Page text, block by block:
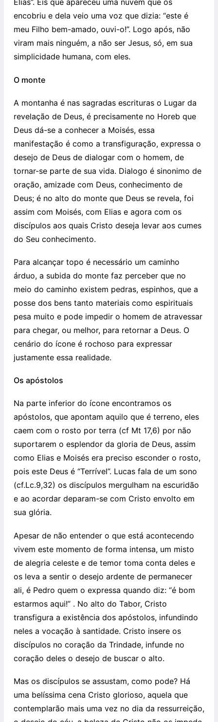
Elias”. Eis que apareceu uma nuvem que os
encobriu e dela veio uma voz que dizia: “este é
meu Filho bem-amado, ouvi-o!”. Logo após, não
viram mais ninguém, a não ser Jesus, só, em sua
simplicidade humana, com eles.
O monte
A montanha é nas sagradas escrituras o Lugar da
revelação de Deus, é precisamente no Horeb que
Deus dá-se a conhecer a Moisés, essa
manifestação é como a transfiguração, expressa o
desejo de Deus de dialogar com o homem, de
tornar-se parte de sua vida. Dialogo é sinonimo de
oração, amizade com Deus, conhecimento de
Deus; é no alto do monte que Deus se revela, foi
assim com Moisés, com Elias e agora com os
discípulos aos quais Cristo deseja levar aos cumes
do Seu conhecimento.
Para alcançar topo é necessário um caminho
árduo, a subida do monte faz perceber que no
meio do caminho existem pedras, espinhos, que a
posse dos bens tanto materiais como espirituais
pesa muito e pode impedir o homem de atravessar
para chegar, ou melhor, para retornar a Deus. O
cenário do ícone é rochoso para expressar
justamente essa realidade.
Os apóstolos
Na parte inferior do ícone encontramos os
apóstolos, que apontam aquilo que é terreno, eles
caem com o rosto por terra (cf Mt 17,6) por não
suportarem o esplendor da gloria de Deus, assim
como Elias e Moisés era preciso esconder o rosto,
pois este Deus é “Terrível”. Lucas fala de um sono
(cf.Lc.9,32) os discípulos mergulham na escuridão
e ao acordar deparam-se com Cristo envolto em
sua glória.
Apesar de não entender o que está acontecendo
vivem este momento de forma intensa, um misto
de alegria celeste e de temor toma conta deles e
os leva a sentir o desejo ardente de permanecer
ali, é Pedro quem o expressa quando diz: “é bom
estarmos aqui!” . No alto do Tabor, Cristo
transfigura a existência dos apóstolos, infundindo
neles a vocação à santidade. Cristo insere os
discípulos no coração da Trindade, infunde no
coração deles o desejo de buscar o alto.
Mas os discípulos se assustam, como pode? Há
uma belíssima cena Cristo glorioso, aquela que
contemplarão mais uma vez no dia da ressurreição,